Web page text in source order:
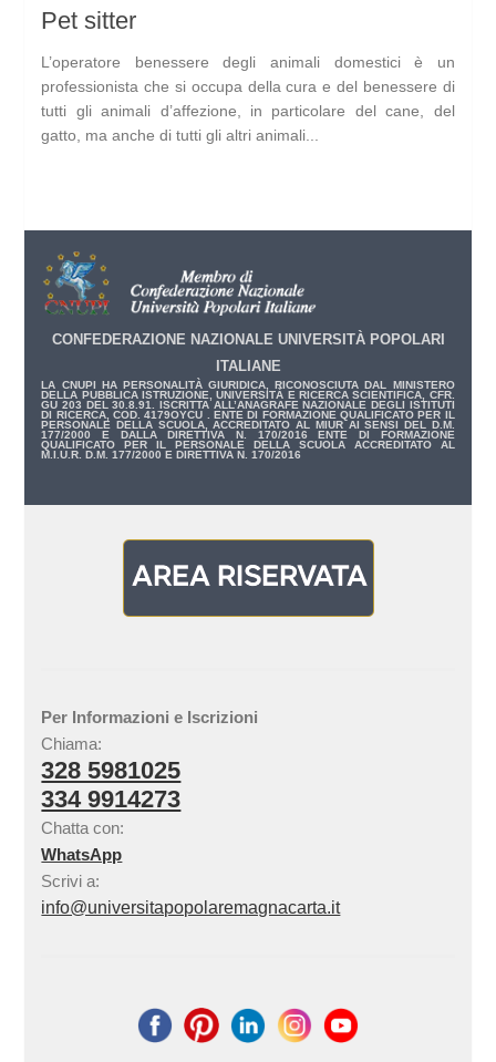
Pet sitter
L’operatore benessere degli animali domestici è un
professionista che si occupa della cura e del benessere di
tutti gli animali d’affezione, in particolare del cane, del
gatto, ma anche di tutti gli altri animali...
CONFEDERAZIONE NAZIONALE UNIVERSITÀ POPOLARI
ITALIANE
LA CNUPI HA PERSONALITÀ GIURIDICA, RICONOSCIUTA DAL MINISTERO
DELLA PUBBLICA ISTRUZIONE, UNIVERSITÀ E RICERCA SCIENTIFICA, CFR.
GU 203 DEL 30.8.91. ISCRITTA ALL’ANAGRAFE NAZIONALE DEGLI ISTITUTI
DI RICERCA, COD. 4179OYCU . ENTE DI FORMAZIONE QUALIFICATO PER IL
PERSONALE DELLA SCUOLA, ACCREDITATO AL MIUR AI SENSI DEL D.M.
177/2000 E DALLA DIRETTIVA N. 170/2016 ENTE DI FORMAZIONE
QUALIFICATO PER IL PERSONALE DELLA SCUOLA ACCREDITATO AL
M.I.U.R. D.M. 177/2000 E DIRETTIVA N. 170/2016
Per Informazioni e Iscrizioni
Chiama:
328 5981025
334 9914273
Chatta con:
WhatsApp
Scrivi a:
info@universitapopolaremagnacarta.it